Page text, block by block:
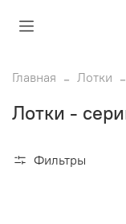
Главная Лотки
Лотки -
Фильтры